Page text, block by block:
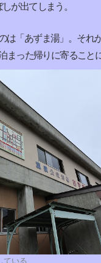
が出てしまう。
は「あずま湯」。それ
まった帰りに寄ること
ている